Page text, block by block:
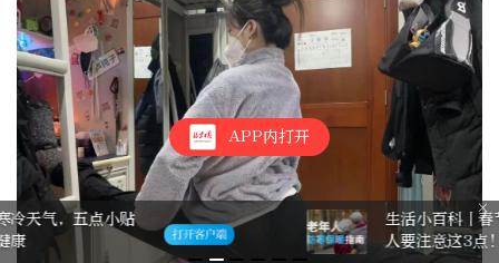
APP内打开
生活小百科丨春节期间冷空气强 老年
人要注意这3点！